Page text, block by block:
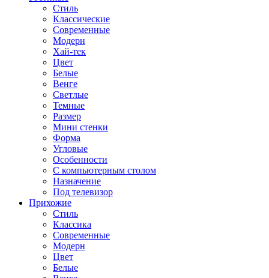
Стиль
Классические
Современные
Модерн
Хай-тек
Цвет
Белые
Венге
Светлые
Темные
Размер
Мини стенки
Форма
Угловые
Особенности
С компьютерным столом
Назначение
Под телевизор
Прихожие
Стиль
Классика
Современные
Модерн
Цвет
Белые